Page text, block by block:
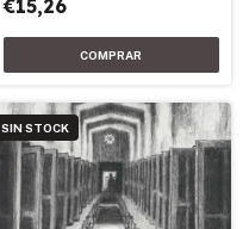
€15,26
SIN STOCK